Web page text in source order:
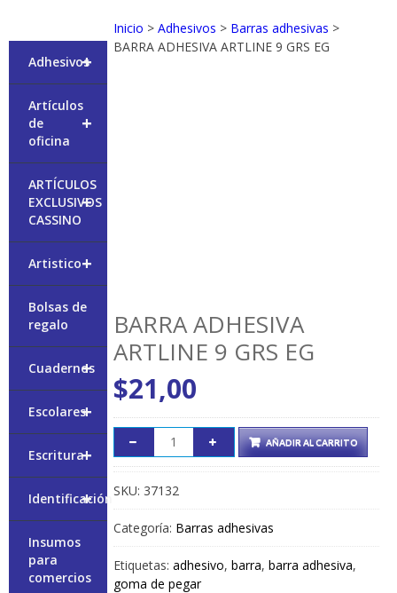
Inicio >Adhesivos > Barras adhesivas >
BARRA ADHESIVA ARTLINE 9 GRS EG
BARRA ADHESIVA
ARTLINE 9 GRS EG
$21,00
AÑADIR AL CARRITO
SKU: 37132
Categoría: Barras adhesivas
Etiquetas:adhesivo,barra,barra adhesiva,
goma de pegar
+
Adhesivos
+
Artículos
de
oficina
+
ARTÍCULOS
EXCLUSIVOS
CASSINO
+
Artistico
Bolsas de
regalo
+
Cuadernos
+
Escolares
+
Escritura
+
Identificación
Insumos
para
comercios